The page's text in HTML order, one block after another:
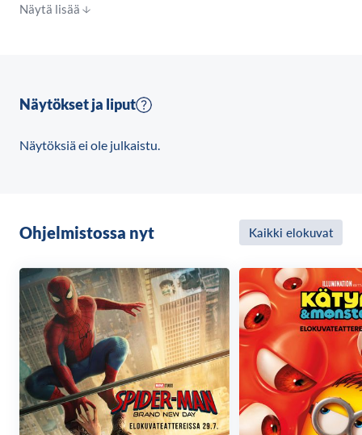
Saamelaisuutensa kätkemiseen tottunut opettaja
Näytä lisää
Näytökset ja liput
Näytöksiä ei ole julkaistu.
Ohjelmistossa nyt Kaikki elokuvat